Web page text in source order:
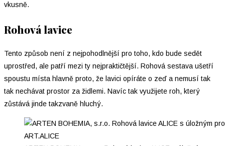
vkusně.
Rohová lavice
Tento způsob není z nejpohodlnější pro toho, kdo bude sedět
uprostřed, ale patří mezi ty nejpraktičtější. Rohová sestava ušetří
spoustu místa hlavně proto, že lavici opíráte o zeď a nemusí tak
tak nechávat prostor za židlemi. Navíc tak využijete roh, který
zůstává jinde takzvaně hluchý.